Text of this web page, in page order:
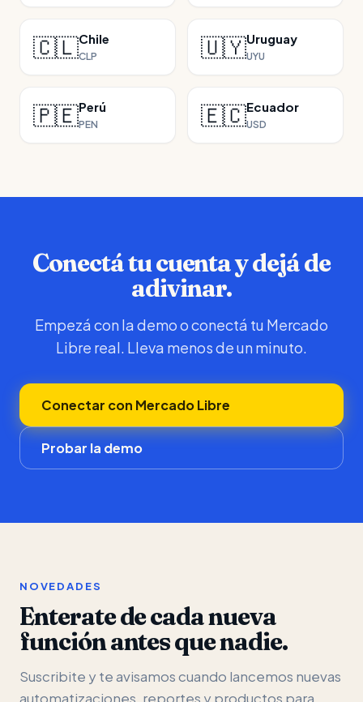
🇨🇱Chile
CLP 🇺🇾Uruguay
UYU
🇵🇪Perú
PEN 🇪🇨Ecuador
USD
Conectá tu cuenta y dejá de
adivinar.
Empezá con la demo o conectá tu Mercado
Libre real. Lleva menos de un minuto.
Conectar con Mercado Libre
Probar la demo
NOVEDADES
Enterate de cada nueva
función antes que nadie.
Suscribite y te avisamos cuando lancemos nuevas
automatizaciones, reportes y productos para